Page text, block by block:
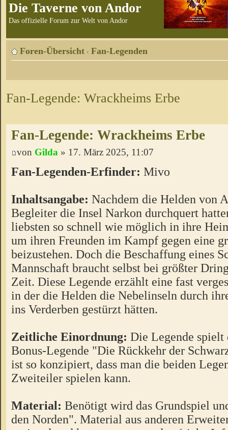
Die Taverne von Andor
Das offizielle Forum zur Welt von Andor
Foren-Übersicht ‹ Fan-Legenden
Fan-Legende: Wrackheims Erbe
Fan-Legende: Wrackheims Erbe
von Gilda » 17. März 2025, 11:07
Fan-Legenden-Erfinder: Mivo
Inhaltsangabe: Nachdem die Helden von
Begleiter die Insel Narkon durchquert
liebsten so schnell wie möglich in ihre
um ihren Freunden im Kampf gegen eine
beizustehen. Doch die Beschaffung eines
Mannschaft braucht selbst bei größter
Zeit. Diese Legende erzählt eine fast
in der die Helden die Nebelinseln durch
ins Verderben gestürzt hätten.
Zeitliche Einordnung: Die Legende
Bonus-Legende "Die Rückkehr der
ist so konzipiert, dass man die beiden
Zweiteiler spielen kann.
Material: Benötigt wird das Grundspiel
den Norden". Material aus anderen